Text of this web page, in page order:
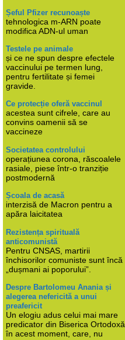
Șeful Pfizer recunoaște
tehnologica m-ARN poate
modifica ADN-ul uman
Testele pe animale
și ce ne spun despre efectele
vaccinului pe termen lung,
pentru fertilitate și femei
gravide.
Ce protecție oferă vaccinul
acestea sunt cifrele, care au
convins oamenii să se
vaccineze
Societatea controlului
operațiunea corona, răscoalele
rasiale, piese într-o tranziție
postmodernă
Școala de acasă
interzisă de Macron pentru a
apăra laicitatea
Rezistența spirituală
anticomunistă
Pentru CNSAS, martirii
închisorilor comuniste sunt încă
„dușmani ai poporului”.
Despre Bartolomeu Anania și
alegerea nefericită a unui
preafericit
Un elogiu adus celui mai mare
predicator din Biserica Ortodoxă
în acest moment, care, nu